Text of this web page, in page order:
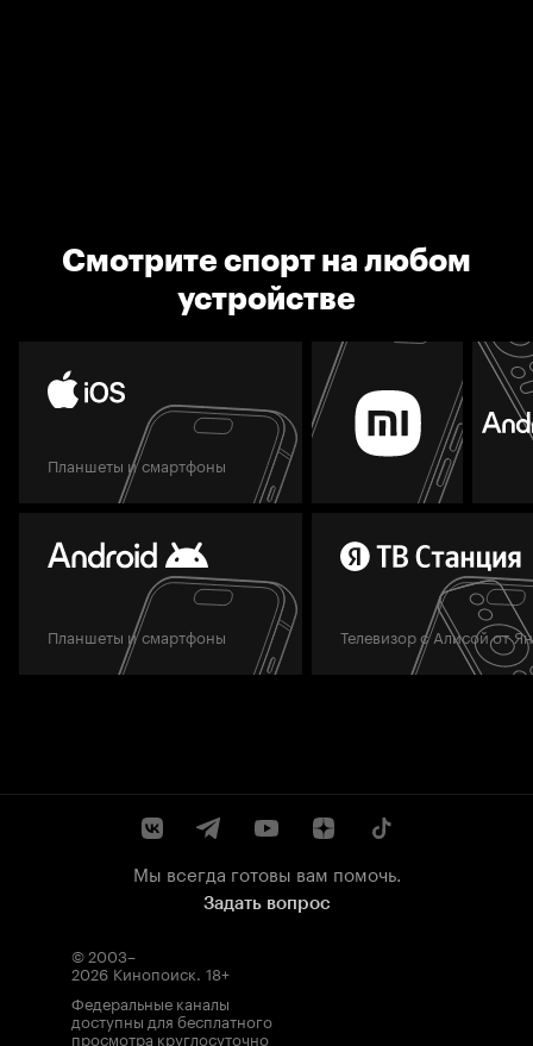
Смотрите спорт на любом
устройстве
Планшеты и смартфоны
Планшеты и смартфоны Телевизор с Алисой от
Мы всегда готовы вам помочь.
Задать вопрос
© 2003–
2026 Кинопоиск. 18+
Федеральные каналы
доступны для бесплатного
просмотра круглосуточно